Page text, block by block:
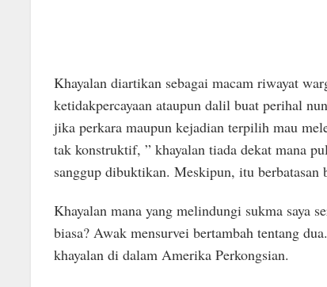
Khayalan diartikan sebagai macam riwayat
ketidakpercayaan ataupun dalil buat perihal
jika perkara maupun kejadian terpilih mau
tak konstruktif, ” khayalan tiada dekat mana
sanggup dibuktikan. Meskipun, itu berbatasan
Khayalan mana yang melindungi sukma saya
biasa? Awak mensurvei bertambah tentang
khayalan di dalam Amerika Perkongsian.